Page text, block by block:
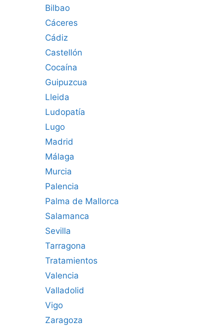
Bilbao
Cáceres‎
Cádiz
Castellón
Cocaína
Guipuzcua
Lleida
Ludopatía
Lugo
Madrid
Málaga
Murcia
Palencia
Palma de Mallorca
Salamanca
Sevilla
Tarragona
Tratamientos
Valencia
Valladolid
Vigo
Zaragoza